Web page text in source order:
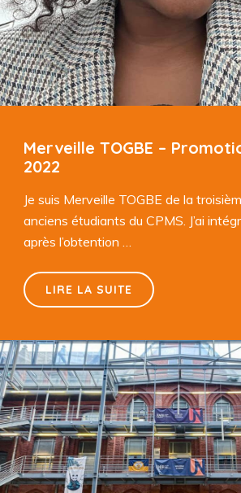
Merveille TOGBE –
2022
Je suis Merveille TOGBE de la
anciens étudiants du CPMS. J’ai
après l’obtention …
LIRE LA SUITE